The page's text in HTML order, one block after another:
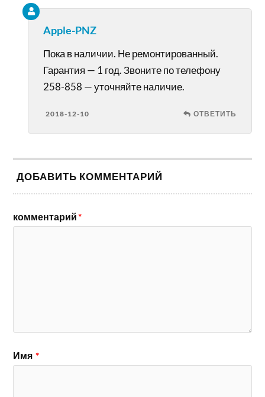
Apple-PNZ
Пока в наличии. Не ремонтированный.
Гарантия — 1 год. Звоните по телефону
258-858 — уточняйте наличие.
2018-12-10 ОТВЕТИТЬ
ДОБАВИТЬ КОММЕНТАРИЙ
комментарий*
Имя *